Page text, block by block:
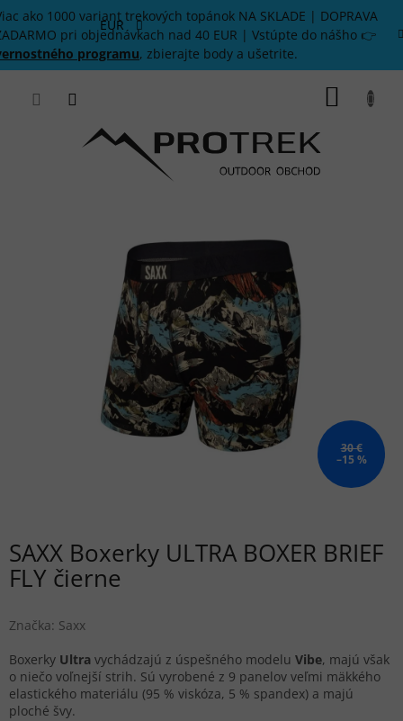
Prejsť
na
obsah
ako 1000 variant trekových topánok NA SKLADE | DOPRAVA
pri objednávkach nad 40 EUR | Vstúpte do nášho 👉
programu, zbierajte body a ušetrite.
EUR
30 €
–15 %
SAXX Boxerky ULTRA BOXER BRIEF
FLY čierne
Značka: Saxx
Boxerky Ultra vychádzajú z úspešného modelu Vibe, majú však
o niečo voľnejší strih. Sú vyrobené z 9 panelov veľmi mäkkého
elastického materiálu (95 % viskóza, 5 % spandex) a majú
ploché švy.